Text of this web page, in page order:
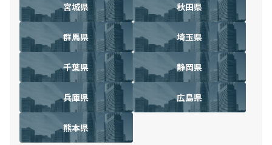
宮城県 秋田県
群馬県 埼玉県
千葉県 静岡県
兵庫県 広島県
熊本県